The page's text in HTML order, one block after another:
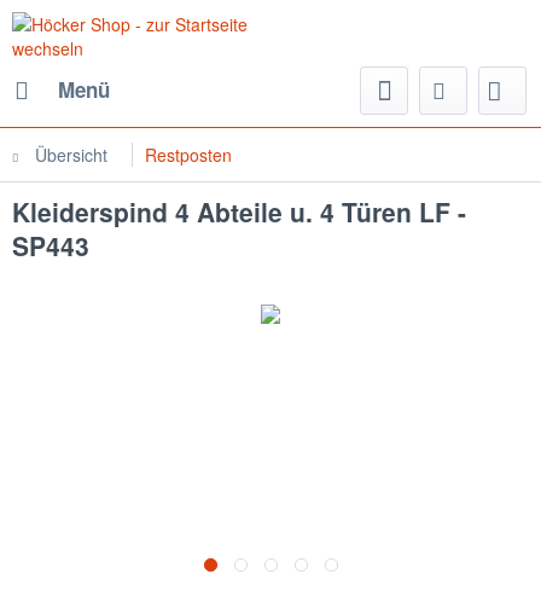
Menü
Übersicht Restposten
Kleiderspind 4 Abteile u. 4 Türen LF -
SP443